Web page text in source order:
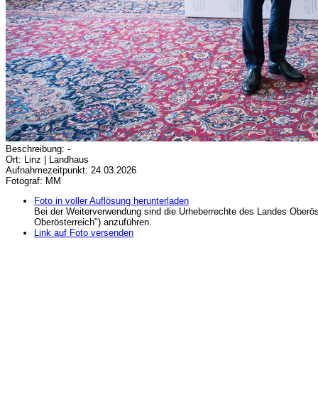
Beschreibung: -
Ort: Linz | Landhaus
Aufnahmezeitpunkt: 24.03.2026
Fotograf: MM
Foto in voller Auflösung herunterladen
Bei der Weiterverwendung sind die Urheberrechte des Landes
Oberösterreich") anzuführen.
Link auf Foto versenden